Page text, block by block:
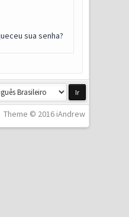
sua senha?
Theme © 2016 iAndrew